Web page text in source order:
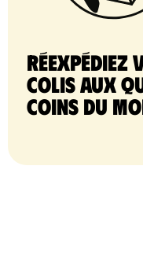
Réexpédiez
colis aux
coins du